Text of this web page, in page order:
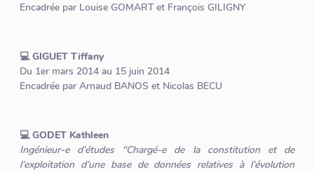
Encadrée par Louise GOMART et François GILIGNY
💻 GIGUET Tiffany
Du 1er mars 2014 au 15 juin 2014
Encadrée par Arnaud BANOS et Nicolas BECU
💻 GODET Kathleen
Ingénieur-e d’études "Chargé-e de la constitution et de
l’exploitation d’une base de données relatives à l’évolution